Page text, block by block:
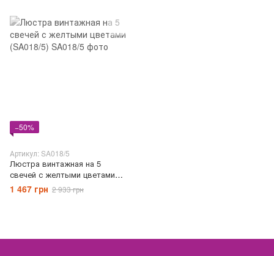
−50%
Артикул: SA018/5
Люстра винтажная на 5
свечей с желтыми цветами
(SA018/5)
1 467 грн 2 933 грн